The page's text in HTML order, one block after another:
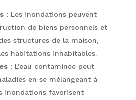
: Les inondations peuvent
de biens personnels et
structures de la maison,
habitations inhabitables.
: L’eau contaminée peut
en se mélangeant à
inondations favorisent